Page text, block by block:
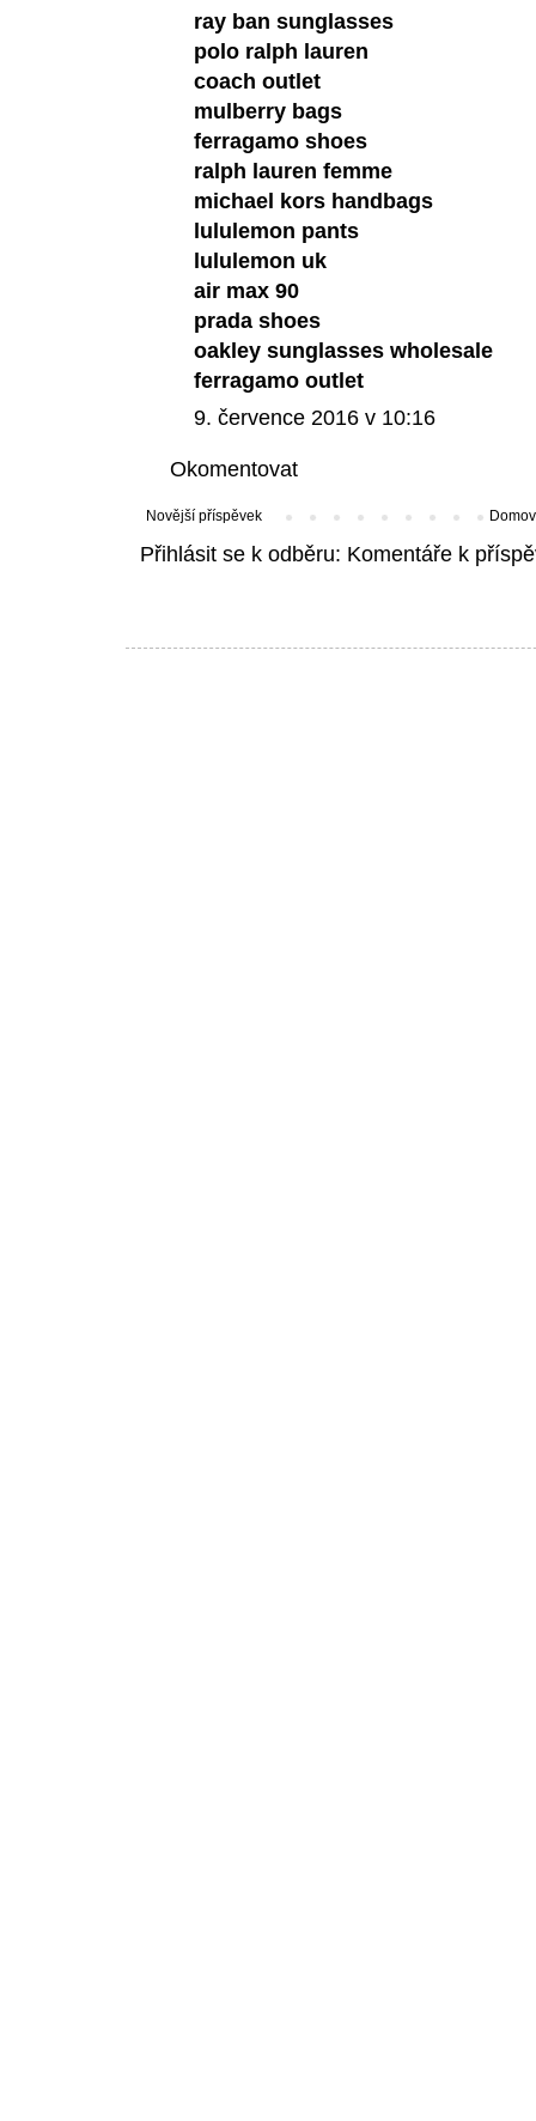
ray ban sunglasses
polo ralph lauren
coach outlet
mulberry bags
ferragamo shoes
ralph lauren femme
michael kors handbags
lululemon pants
lululemon uk
air max 90
prada shoes
oakley sunglasses wholesale
ferragamo outlet
9. července 2016 v 10:16
Okomentovat
Novější příspěvek
Přihlásit se k odběru: Komentáře k